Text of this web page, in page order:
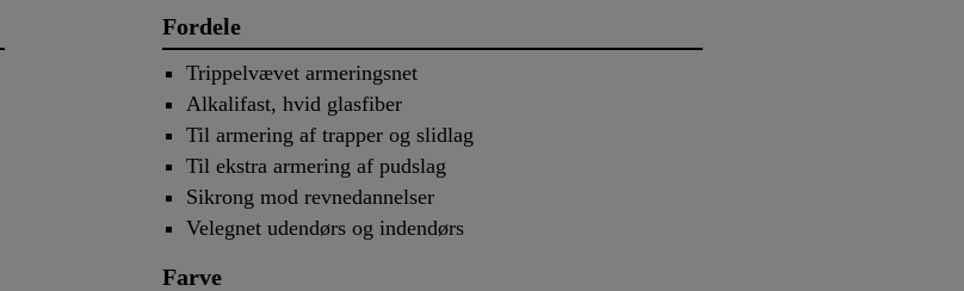
Fordele
Trippelvævet armeringsnet
Alkalifast, hvid glasfiber
Til armering af trapper og slidlag
Til ekstra armering af pudslag
Sikrong mod revnedannelser
Velegnet udendørs og indendørs
Farve